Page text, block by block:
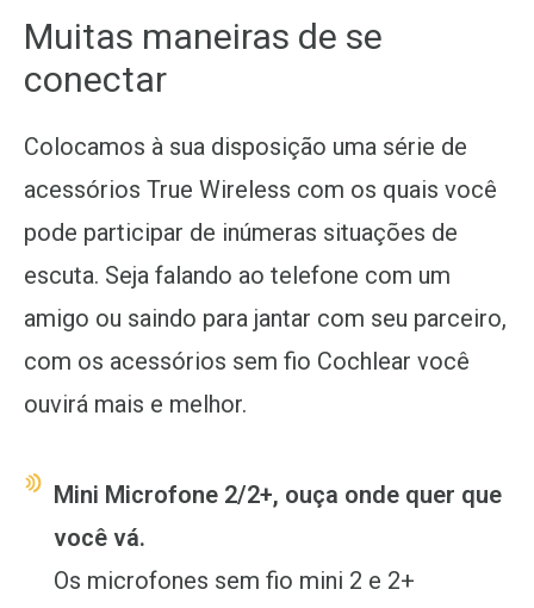
Muitas maneiras de se
conectar
Colocamos à sua disposição uma série de
acessórios True Wireless com os quais você
pode participar de inúmeras situações de
escuta. Seja falando ao telefone com um
amigo ou saindo para jantar com seu parceiro,
com os acessórios sem fio Cochlear você
ouvirá mais e melhor.
Mini Microfone 2/2+, ouça onde quer que
você vá.
Os microfones sem fio mini 2 e 2+